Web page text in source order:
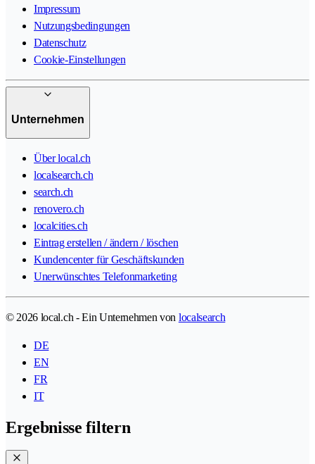
Impressum
Nutzungsbedingungen
Datenschutz
Cookie-Einstellungen
Unternehmen
Über local.ch
localsearch.ch
search.ch
renovero.ch
localcities.ch
Eintrag erstellen / ändern / löschen
Kundencenter für Geschäftskunden
Unerwünschtes Telefonmarketing
© 2026 local.ch - Ein Unternehmen von localsearch
DE
EN
FR
IT
Ergebnisse filtern